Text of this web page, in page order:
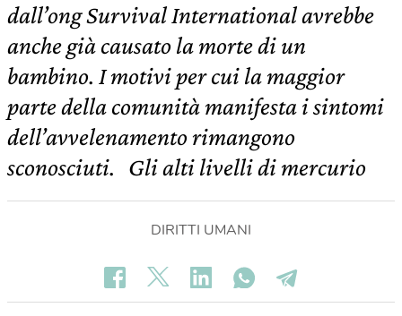
dall’ong Survival International avrebbe
anche già causato la morte di un
bambino. I motivi per cui la maggior
parte della comunità manifesta i sintomi
dell’avvelenamento rimangono
sconosciuti. Gli alti livelli di mercurio
DIRITTI UMANI